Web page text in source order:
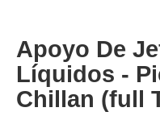
Apoyo De
Líquidos -
Chillan (full